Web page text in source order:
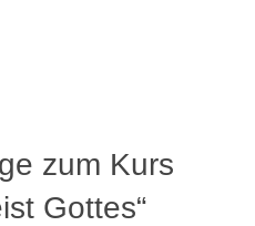
zum Kurs
Gottes“